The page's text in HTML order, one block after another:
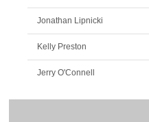
Jonathan Lipnicki
Kelly Preston
Jerry O'Connell